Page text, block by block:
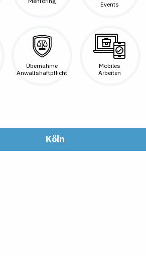
Events
Übernahme
Anwaltshaftpflicht
Mobiles
Arbeiten
Köln